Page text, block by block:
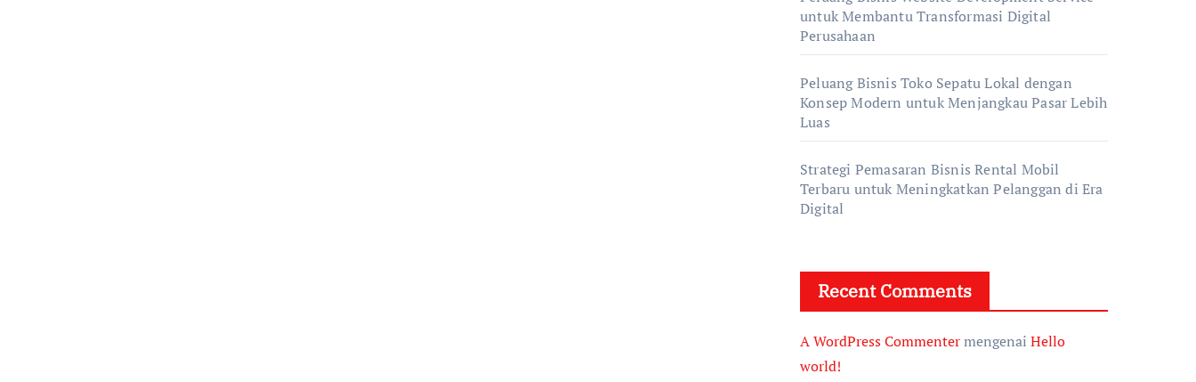
untuk Membantu Transformasi Digital
Perusahaan
Peluang Bisnis Toko Sepatu Lokal dengan
Konsep Modern untuk Menjangkau Pasar Lebih
Luas
Strategi Pemasaran Bisnis Rental Mobil
Terbaru untuk Meningkatkan Pelanggan di Era
Digital
Recent Comments
A WordPress Commentermengenai Hello
world!